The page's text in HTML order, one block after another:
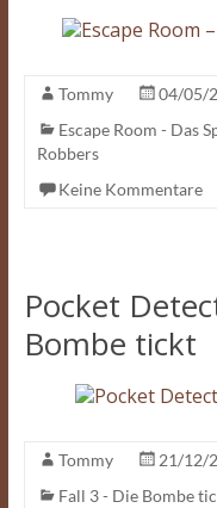
Tommy
04/05/
Escape Room - Das
Robbers
Keine Kommentare
Pocket
Bombe tickt
Tommy
21/12/
Fall 3 - Die Bombe